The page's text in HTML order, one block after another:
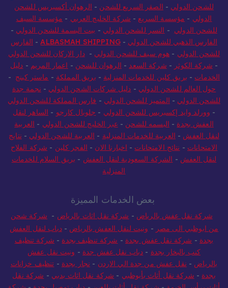
للشحن الدولي - الصقر السريع للشحن - الرهوان أكسبريس للشحن
الدولي - مؤسسة السريع - شركة الخليج العربي - مؤسسة السيف
للشحن الدولي - النسر للشحن الدولي - بيت البسمة للشحن الدولي -
الفارس الذهبي للشحن الدولي -
ALBASMAH SHIPPING
- الفارس
للشحن الدولي - هوم سيف للشحن الدولي -دار الاركان للشحن الدولي
- شركة الكوثر - شركة السعد - الرهوان للشحن - اعمار المريم - دليل
الخدمات - بريق كلين للخدمات المنزلية - بريق المملكة - ماستر كينج -
حول العالم للشحن الدولي - دليل شركات الشحن الدولي - نجمة جدة
للشحن الدولي - المتميز للشحن الدولي - فارس المملكة للشحن الدولي
- وورلد وايد إكسبريس للشحن الدولي - جلوبال كارجو - الساهر لنقل
العفش بجدة - البسمه للشحن - عبر الخليج للشحن الدولي - العربية
لنقل العفش - العربية للخدمات المنزلية - العربية للشحن الدولي - نتايج
الامتحانات - نتائج الامتحانات - اخبارنا الان - الفجر كلين - شركة الفلاح
لنقل العفش - الشركة السعودية لنقل العفش - بريق السلام للخدمات
المنزلية
بعض الخدمات المميزة
شركة نقل عفش بالرياض - شركة نقل اثاث بالرياض - شركة شحن
من ابوظبي الى مصر - ونيت لنقل العفش بالرياض -دباب لنقل العفش
بجدة - شركة نقل عفش بجدة - شركة تنظيف بجدة - شركة تنظيف
كنب بالبخار بجدة - دباب نقل عفش جدة - ونيت نقل عفش
بالرياض - نقل عفش من جدة الي الاردن - نجار بجدة - تنظيف خزانات
بجدة - شركة نقل أثاث بأبوظبي - شركة نقل اثاث بدبي - شركة نقل